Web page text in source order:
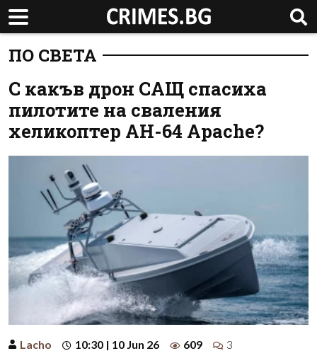
ПО СВЕТА
С какъв дрон САЩ спасиха
пилотите на сваления
хеликоптер AH-64 Apache?
Lacho 10:30 | 10 Jun 26 609 3